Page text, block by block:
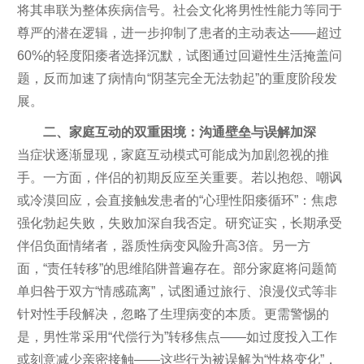
将其串联为整体疾病信号。社会文化将男性性能力等同于
尊严的潜在逻辑，进一步抑制了患者的主动表达——超过
60%的轻度阳痿者选择沉默，试图通过回避性生活掩盖问
题，反而加速了病情向“阴茎完全无法勃起”的重度阶段发
展。
二、家庭互动的双重困境：沟通壁垒与误解加深
当症状逐渐显现，家庭互动模式可能成为加剧忽视的推
手。一方面，伴侣的初期反应至关重要。若以抱怨、嘲讽
或冷漠回应，会直接触发患者的“心理性阳痿循环”：焦虑
强化勃起失败，失败加深自我否定。研究证实，长期承受
伴侣负面情绪者，器质性病变风险升高3倍。另一方
面，“责任转移”的思维陷阱普遍存在。部分家庭将问题简
单归咎于双方“情感疏离”，试图通过旅行、浪漫仪式等非
针对性手段解决，忽略了生理病变的本质。更需警惕的
是，男性常采用“代偿行为”转移焦点——如过度投入工作
或刻意减少亲密接触——这些行为被误解为“性格变化”，